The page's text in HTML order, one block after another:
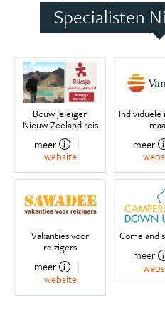
Specialisten
Bouw je eigen
Nieuw-Zeeland reis
meer
website
Individuele
meer
Vakanties voor
reizigers
meer
website
Come and
meer